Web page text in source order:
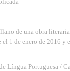
de una obra
1 de enero de 2016 y
Língua Portuguesa /